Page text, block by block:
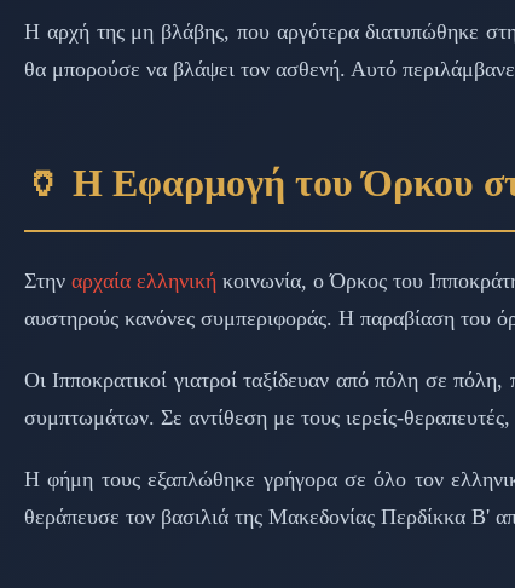
Η αρχή της μη βλάβης, που αργότερα διατυπώθηκε
θα μπορούσε να βλάψει τον ασθενή. Αυτό
🏺 Η Εφαρμογή του Όρκου
Στηναρχαία ελληνική κοινωνία, ο Όρκος του
αυστηρούς κανόνες συμπεριφοράς. Η παραβίαση του
Οι Ιπποκρατικοί γιατροί ταξίδευαν από πόλη σε
συμπτωμάτων. Σε αντίθεση με τους ιερείς-
Η φήμη τους εξαπλώθηκε γρήγορα σε όλο τον
θεράπευσε τον βασιλιά της Μακεδονίας Περδίκκα Β'